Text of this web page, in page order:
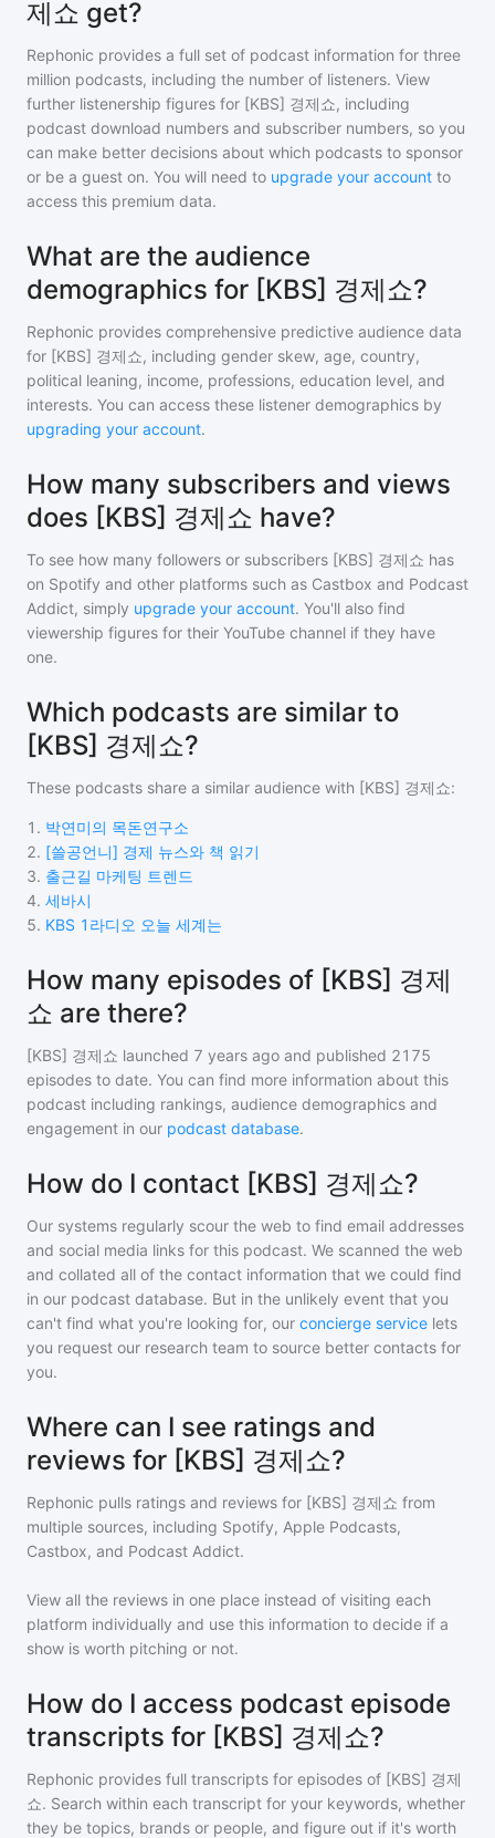
제쇼 get?
Rephonic provides a full set of podcast information for three
million podcasts, including the number of listeners. View
further listenership figures for [KBS] 경제쇼, including
podcast download numbers and subscriber numbers, so you
can make better decisions about which podcasts to sponsor
or be a guest on. You will need to upgrade your account to
access this premium data.
What are the audience
demographics for [KBS] 경제쇼?
Rephonic provides comprehensive predictive audience data
for [KBS] 경제쇼, including gender skew, age, country,
political leaning, income, professions, education level, and
interests. You can access these listener demographics by
upgrading your account.
How many subscribers and views
does [KBS] 경제쇼 have?
To see how many followers or subscribers [KBS] 경제쇼 has
on Spotify and other platforms such as Castbox and Podcast
Addict, simply upgrade your account. You'll also find
viewership figures for their YouTube channel if they have
one.
Which podcasts are similar to
[KBS] 경제쇼?
These podcasts share a similar audience with [KBS] 경제쇼:
1 . 박연미의 목돈연구소
2. [쓸공언니] 경제 뉴스와 책 읽기
3. 출근길 마케팅 트렌드
4. 세바시
5. KBS 1라디오 오늘 세계는
How many episodes of [KBS] 경제
쇼 are there?
[KBS] 경제쇼 launched 7 years ago and published 2175
episodes to date. You can find more information about this
podcast including rankings, audience demographics and
engagement in our podcast database.
How do I contact [KBS] 경제쇼?
Our systems regularly scour the web to find email addresses
and social media links for this podcast. We scanned the web
and collated all of the contact information that we could find
in our podcast database. But in the unlikely event that you
can't find what you're looking for, our concierge service lets
you request our research team to source better contacts for
you.
Where can I see ratings and
reviews for [KBS] 경제쇼?
Rephonic pulls ratings and reviews for [KBS] 경제쇼 from
multiple sources, including Spotify, Apple Podcasts,
Castbox, and Podcast Addict.
View all the reviews in one place instead of visiting each
platform individually and use this information to decide if a
show is worth pitching or not.
How do I access podcast episode
transcripts for [KBS] 경제쇼?
Rephonic provides full transcripts for episodes of [KBS] 경제
쇼. Search within each transcript for your keywords, whether
they be topics, brands or people, and figure out if it's worth